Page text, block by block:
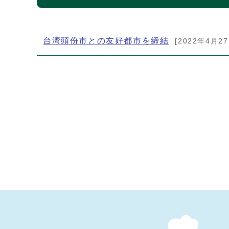
メインメニュー
台湾頭份市との友好都市を締結 [2022年4月